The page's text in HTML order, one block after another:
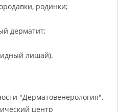
родинки;
дерматит;
лишай).
"Дерматовенерология",
центр